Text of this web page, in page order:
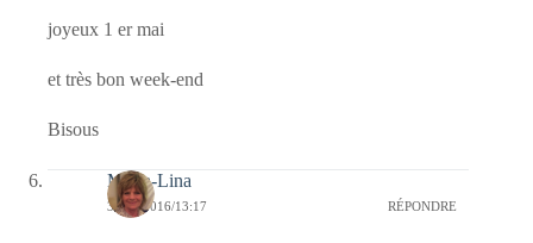
joyeux 1 er mai
et très bon week-end
Bisous
Maria-Lina
30/04/2016/13:17 RÉPONDRE